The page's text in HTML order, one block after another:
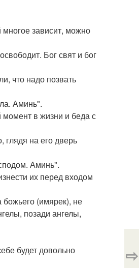
многое зависит, можно
Бог свят и бог
что надо позвать
Аминь".
момент в жизни и беда с
глядя на его дверь
Аминь".
их перед входом
божьего (имярек), не
позади ангелы,
будет довольно
⇨